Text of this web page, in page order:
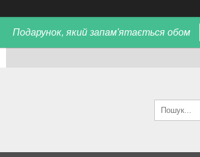
Подарунок, який запам'ятається обом